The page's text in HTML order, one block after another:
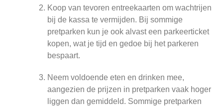
Koop van tevoren entreekaarten om wachtrijen
bij de kassa te vermijden. Bij sommige
pretparken kun je ook alvast een parkeerticket
kopen, wat je tijd en gedoe bij het parkeren
bespaart.
Neem voldoende eten en drinken mee,
aangezien de prijzen in pretparken vaak hoger
liggen dan gemiddeld. Sommige pretparken